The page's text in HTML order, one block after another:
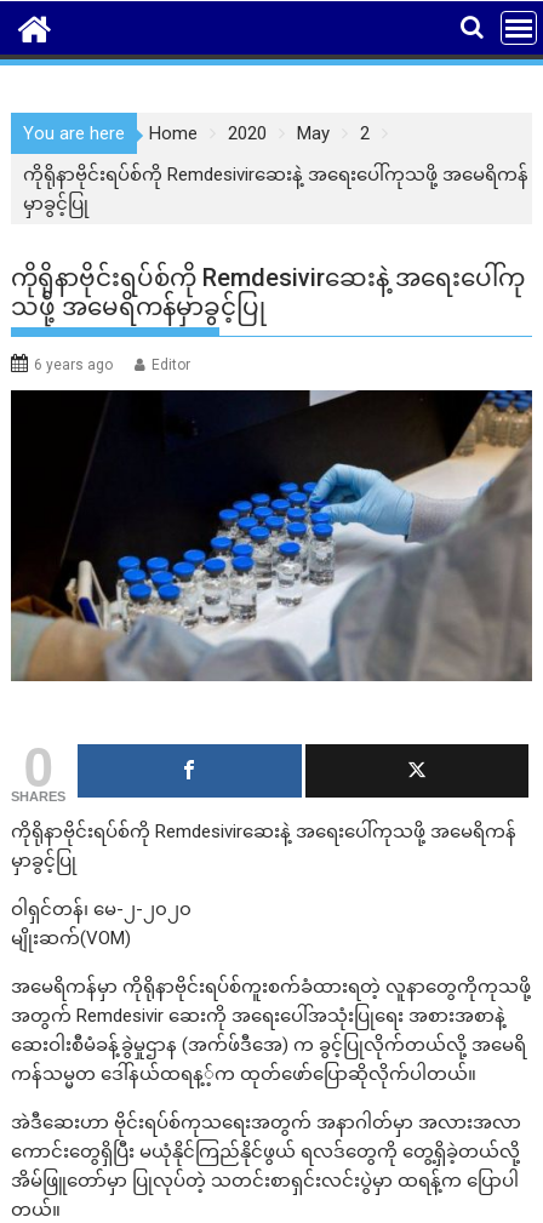
You are here Home 2020 May
2
ကိုရိုနာဗိုင်းရပ်စ်ကို Remdesivirဆေးနဲ့ အရေးပေါ်ကုသဖို့ အမေရိကန်
မှာခွင့်ပြု
ကိုရိုနာဗိုင်းရပ်စ်ကို Remdesivirဆေးနဲ့ အရေးပေါ်ကု
သဖို့ အမေရိကန်မှာခွင့်ပြု
6 years ago Editor
0
SHARES
ကိုရိုနာဗိုင်းရပ်စ်ကို Remdesivirဆေးနဲ့ အရေးပေါ်ကုသဖို့ အမေရိကန်
မှာခွင့်ပြု
ဝါရှင်တန်၊ မေ-၂-၂၀၂၀
မျိုးဆက်(VOM)
အမေရိကန်မှာ ကိုရိုနာဗိုင်းရပ်စ်ကူးစက်ခံထားရတဲ့ လူနာတွေကိုကုသဖို့
အတွက် Remdesivir ဆေးကို အရေးပေါ်အသုံးပြုရေး အစားအစာနဲ့
ဆေးဝါးစီမံခန့်ခွဲမှုဌာန (အက်ဖ်ဒီအေ) က ခွင့်ပြုလိုက်တယ်လို့ အမေရိ
ကန်သမ္မတ ဒေါ်နယ်ထရန့့်က ထုတ်ဖော်ပြောဆိုလိုက်ပါတယ်။
အဲဒီဆေးဟာ ဗိုင်းရပ်စ်ကုသရေးအတွက် အနာဂါတ်မှာ အလားအလာ
ကောင်းတွေရှိပြီး မယုံနိုင်ကြည်နိုင်ဖွယ် ရလဒ်တွေကို တွေ့ရှိခဲ့တယ်လို့
အိမ်ဖြူတော်မှာ ပြုလုပ်တဲ့ သတင်းစာရှင်းလင်းပွဲမှာ ထရန့်က ပြောပါ
တယ်။